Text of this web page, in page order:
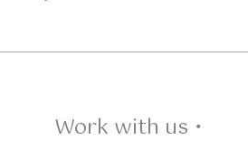
Work with us •